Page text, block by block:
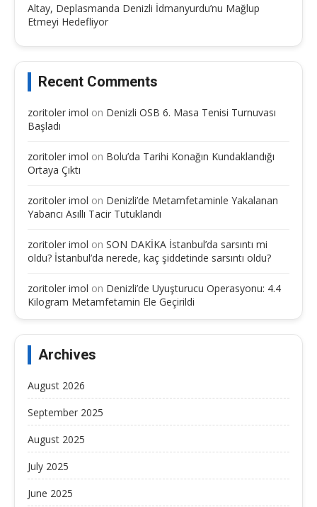
Altay, Deplasmanda Denizli İdmanyurdu’nu Mağlup
Etmeyi Hedefliyor
Recent Comments
zoritoler imol on Denizli OSB 6. Masa Tenisi Turnuvası
Başladı
zoritoler imol on Bolu’da Tarihi Konağın Kundaklandığı
Ortaya Çıktı
zoritoler imol on Denizli’de Metamfetaminle Yakalanan
Yabancı Asıllı Tacir Tutuklandı
zoritoler imol on SON DAKİKA İstanbul’da sarsıntı mi
oldu? İstanbul’da nerede, kaç şiddetinde sarsıntı oldu?
zoritoler imol on Denizli’de Uyuşturucu Operasyonu: 4.4
Kilogram Metamfetamin Ele Geçirildi
Archives
August 2026
September 2025
August 2025
July 2025
June 2025